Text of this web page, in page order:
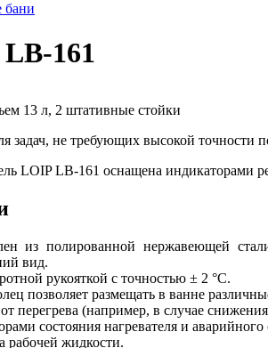
бани
161
13 л, 2 штативные стойки
задач, не требующих высокой точности
LOIP LB-161 оснащена индикаторами
из полированной нержавеющей
вид.
рукояткой с точностью ± 2 °С.
позволяет размещать в ванне
перегрева (например, в случае
состояния нагревателя и
рабочей жидкости.